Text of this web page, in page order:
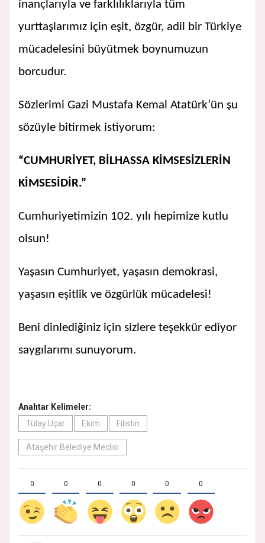
inançlarıyla ve farklılıklarıyla tüm
yurttaşlarımız için eşit, özgür, adil bir Türkiye
mücadelesini büyütmek boynumuzun
borcudur.
Sözlerimi Gazi Mustafa Kemal Atatürk’ün şu
sözüyle bitirmek istiyorum:
“CUMHURİYET, BİLHASSA KİMSESİZLERİN
KİMSESİDİR.”
Cumhuriyetimizin 102. yılı hepimize kutlu
olsun!
Yaşasın Cumhuriyet, yaşasın demokrasi,
yaşasın eşitlik ve özgürlük mücadelesi!
Beni dinlediğiniz için sizlere teşekkür ediyor
saygılarımı sunuyorum.
Anahtar Kelimeler:
Tülay Uçar
Ekim Filistin
Ataşehir Belediye Meclisi
0 0 0 0 0 0